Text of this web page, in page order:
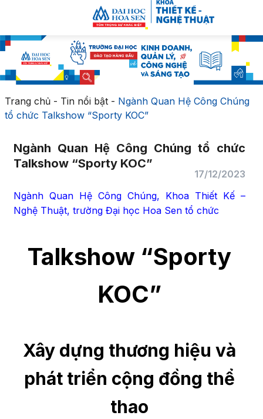
Trang chủ- Tin nổi bật- Ngành Quan Hệ Công Chúng
tổ chức Talkshow “Sporty KOC”
Ngành Quan Hệ Công Chúng tổ chức
Talkshow “Sporty KOC”
17/12/2023
Ngành Quan Hệ Công Chúng, Khoa Thiết Kế –
Nghệ Thuật, trường Đại học Hoa Sen tổ chức
Talkshow “Sporty
KOC”
Xây dựng thương hiệu và
phát triển cộng đồng thể
thao